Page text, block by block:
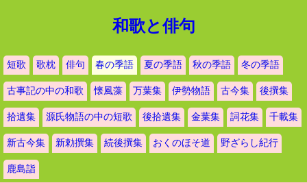
和歌と俳句
短歌 歌枕 俳句 春の季語 夏の季語 秋の季語 冬の季語
古事記の中の和歌 懐風藻 万葉集 伊勢物語 古今集 後撰集
拾遺集 源氏物語の中の短歌 後拾遺集 金葉集 詞花集 千載集
新古今集 新勅撰集 続後撰集 おくのほそ道 野ざらし紀行
鹿島詣